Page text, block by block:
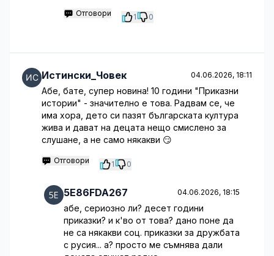
Отговори 1 0
Истински_Човек 04.06.2026, 18:11
Абе, бате, супер новина! 10 години "Приказни
истории" - значително е това. Радвам се, че
има хора, дето си пазят българската култура
жива и дават на децата нещо смислено за
слушане, а не само някакви 😏
Отговори 1 0
5E86FDA267 04.06.2026, 18:15
абе, сериозно ли? десет години
приказки? и к'во от това? дано поне да
не са някакви соц. приказки за дружбата
с русия... а? просто ме съмнява дали